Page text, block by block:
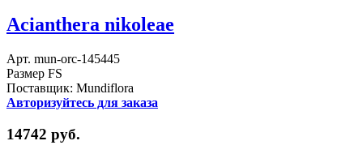
Acianthera nikoleae
Арт. mun-orc-145445
Размер FS
Поставщик: Mundiflora
Авторизуйтесь для заказа
14742 руб.